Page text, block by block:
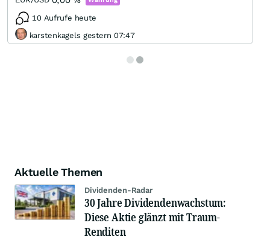
10 Aufrufe heute
karstenkagels gestern 07:47
Aktuelle Themen
Dividenden-Radar
30 Jahre Dividendenwachstum:
Diese Aktie glänzt mit Traum-
Renditen